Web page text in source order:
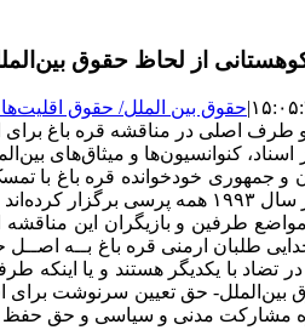
از لحاظ حقوق
|حقوق بین الملل/ حقوق اقلیت‌ها
طرف اصلی در مناقشه قره باغ
کنوانسیون‌ها و میثاق‌های
جمهوری خودخوانده قره باغ با
باغ برگزار شده است.
طرفین و بازیگران این
طلبان ارمنی قره باغ بــه
در تضاد با یکدیگر هستند و یا
بین‌الملل- حق تعیین سرنوشت
مشارکت مدنی و سیاسی و حق